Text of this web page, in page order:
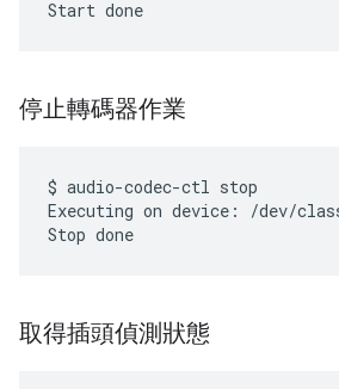
停止轉碼器作業
$ audio-codec-ctl stop
Executing on device: /dev/
取得插頭偵測狀態